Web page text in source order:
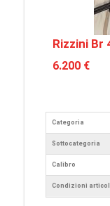
Rizzini Br
6.200 €
Categoria
Sottocategoria
Calibro
Condizioni